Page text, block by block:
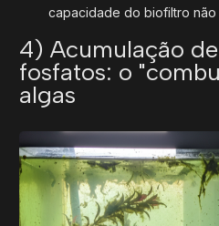
capacidade do biofiltro
4) Acumulação
fosfatos: o
algas